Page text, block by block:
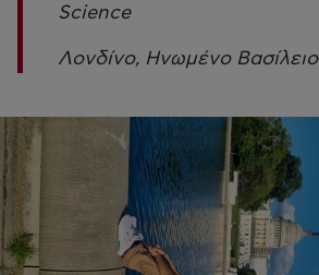
Science
Λονδίνο, Ηνωμένο Βασίλειο